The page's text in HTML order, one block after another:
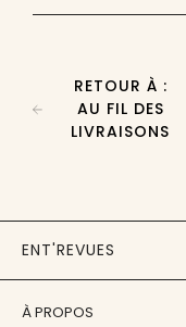
RETOUR À :
AU FIL DES
LIVRAISONS
ENT'REVUES
À PROPOS